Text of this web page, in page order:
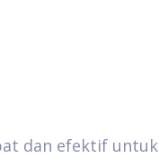
dan efektif untuk